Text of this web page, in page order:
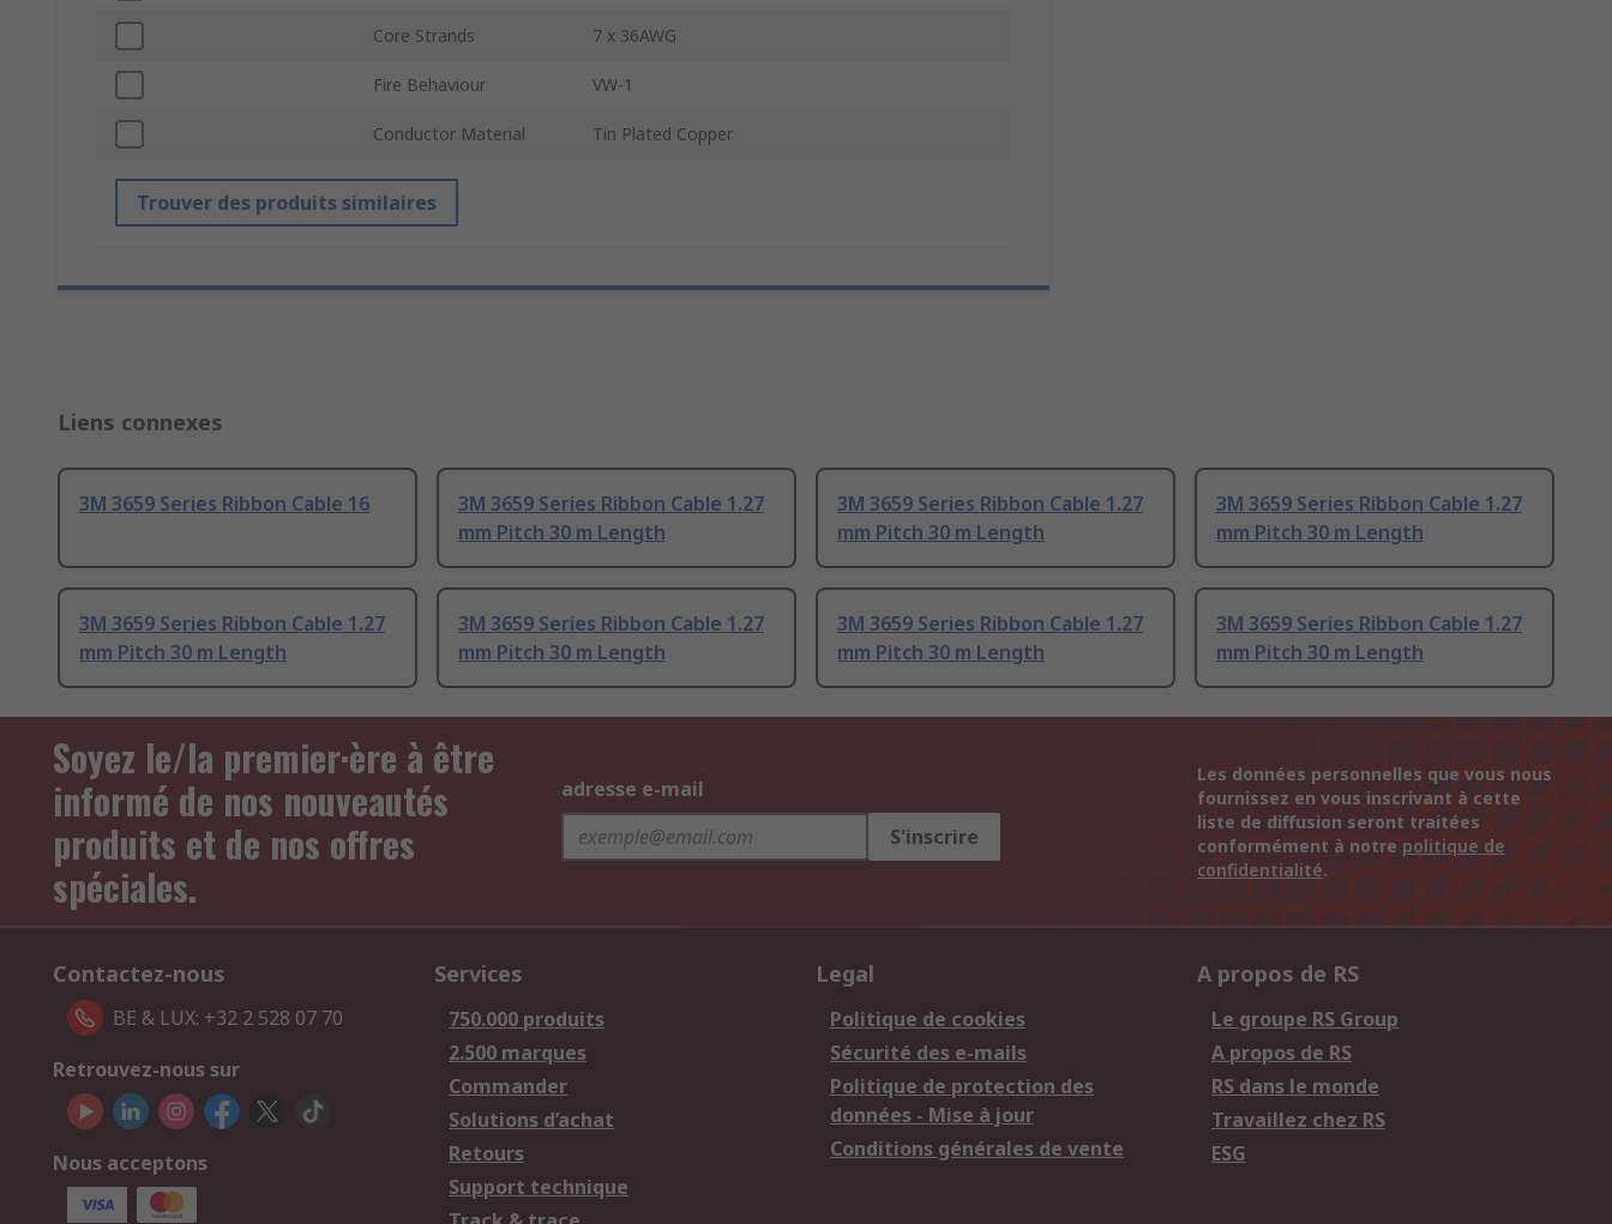
Core Strands 7 x 36AWG
Fire Behaviour VW-1
Conductor Material Tin Plated Copper
Trouver des produits similaires
Liens connexes
3M 3659 Series Ribbon Cable 16
3M 3659 Series Ribbon Cable 1.27
mm Pitch 30 m Length
3M 3659 Series Ribbon Cable 1.27
mm Pitch 30 m Length
3M 3659 Series Ribbon Cable 1.27
mm Pitch 30 m Length
3M 3659 Series Ribbon Cable 1.27
mm Pitch 30 m Length
3M 3659 Series Ribbon Cable 1.27
mm Pitch 30 m Length
3M 3659 Series Ribbon Cable 1.27
mm Pitch 30 m Length
3M 3659 Series Ribbon Cable 1.27
mm Pitch 30 m Length
Soyez le/la premier·ère à être
informé de nos nouveautés
produits et de nos offres
spéciales.
adresse e-mail
S'inscrire
Les données personnelles que vous nous
fournissez en vous inscrivant à cette
liste de diffusion seront traitées
conformément à notre politique de
confidentialité.
Contactez-nous
BE & LUX: +32 2 528 07 70
Retrouvez-nous sur
Nous acceptons
Services
750.000 produits
2.500 marques
Commander
Solutions d’achat
Retours
Support technique
Legal
Politique de cookies
Sécurité des e-mails
Politique de protection des
données - Mise à jour
Conditions générales de vente
A propos de RS
Le groupe RS Group
A propos de RS
RS dans le monde
Travaillez chez RS
ESG